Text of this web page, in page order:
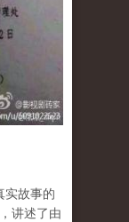
实故事的
讲述了由